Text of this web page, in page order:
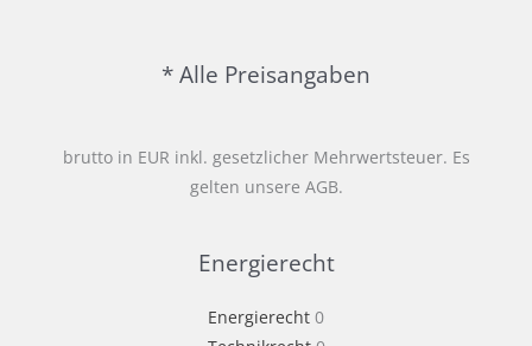
Energiewende
* Alle Preisangaben
brutto in EUR inkl. gesetzlicher Mehrwertsteuer. Es
gelten unsere AGB.
Energierecht
Energierecht 0